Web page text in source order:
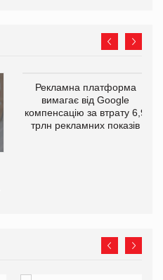
Рекламна платформа
вимагає від Google
компенсацію за втрату 6,9
трлн рекламних показів